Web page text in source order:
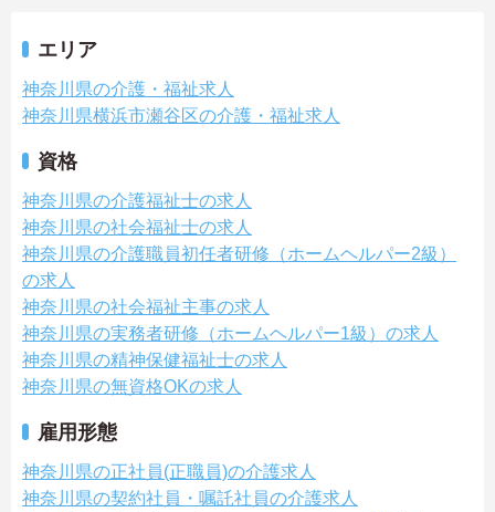
エリア
神奈川県の介護・福祉求人
神奈川県横浜市瀬谷区の介護・福祉求人
資格
神奈川県の介護福祉士の求人
神奈川県の社会福祉士の求人
神奈川県の介護職員初任者研修（ホームヘルパー2級）
の求人
神奈川県の社会福祉主事の求人
神奈川県の実務者研修（ホームヘルパー1級）の求人
神奈川県の精神保健福祉士の求人
神奈川県の無資格OKの求人
雇用形態
神奈川県の正社員(正職員)の介護求人
神奈川県の契約社員・嘱託社員の介護求人